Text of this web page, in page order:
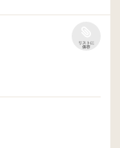
リストに
保存